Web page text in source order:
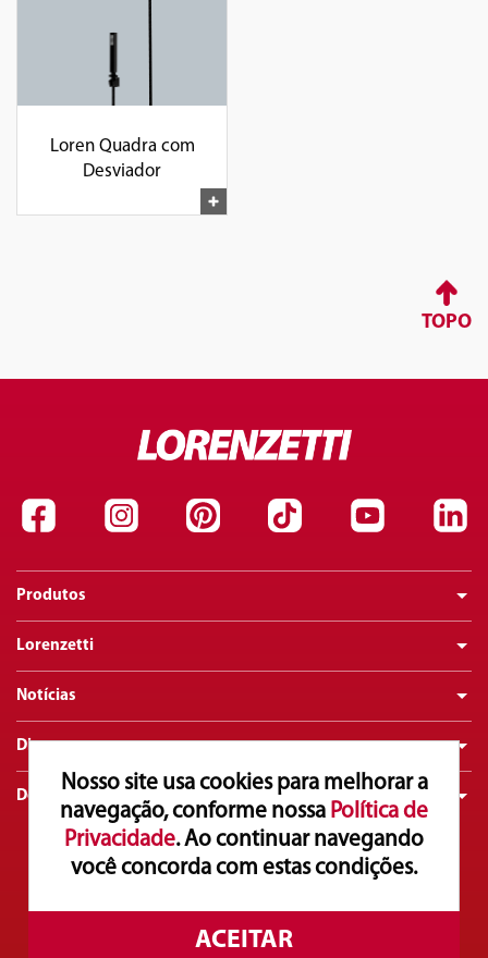
Nosso site usa cookies para melhorar a
navegação, conforme nossa Política de
Privacidade. Ao continuar navegando
você concorda com estas condições.
Loren Quadra com
Desviador
TOPO
Produtos
Lorenzetti
Notícias
Dicas
Downloads
Atendimento ao Consumidor
Copyright© 2025. Lorenzetti S.A. Todos os direitos reservados